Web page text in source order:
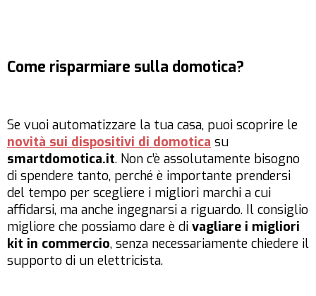
Come risparmiare sulla domotica?
Se vuoi automatizzare la tua casa, puoi scoprire le
novità sui dispositivi di domotica su
smartdomotica.it. Non c’è assolutamente bisogno
di spendere tanto, perché è importante prendersi
del tempo per scegliere i migliori marchi a cui
affidarsi, ma anche ingegnarsi a riguardo. Il consiglio
migliore che possiamo dare è di vagliare i migliori
kit in commercio, senza necessariamente chiedere il
supporto di un elettricista.